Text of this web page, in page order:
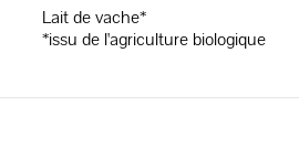
Lait de vache*
*issu de l'agriculture biologique